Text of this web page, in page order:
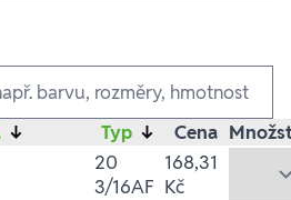
↓ Typ ↓ Cena
20
3/16AF
168,31
Kč